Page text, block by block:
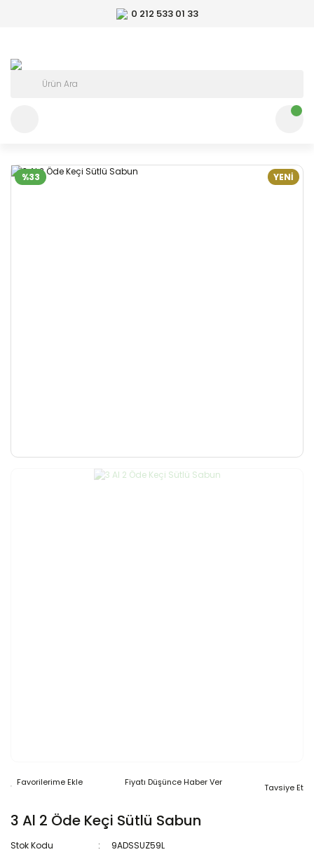
0 212 533 01 33
%33 YENİ
Fiyatı Düşünce Haber Ver Tavsiye Et
3 Al 2 Öde Keçi Sütlü Sabun
Stok Kodu
9ADSSUZ59L